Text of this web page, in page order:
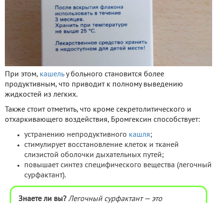
При этом, кашельу больного становится более
продуктивным, что приводит к полному выведению
жидкостей из легких.
Также стоит отметить, что кроме секретолитического и
отхаркивающего воздействия, Бромгексин способствует:
устранению непродуктивного кашля;
стимулирует восстановление клеток и тканей
слизистой оболочки дыхательных путей;
повышает синтез специфического вещества (легочный
сурфактант).
Знаете ли вы? Легочный сурфактант — это